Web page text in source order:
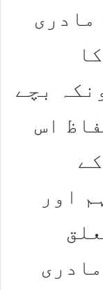
مادری
بچے
اس
اور